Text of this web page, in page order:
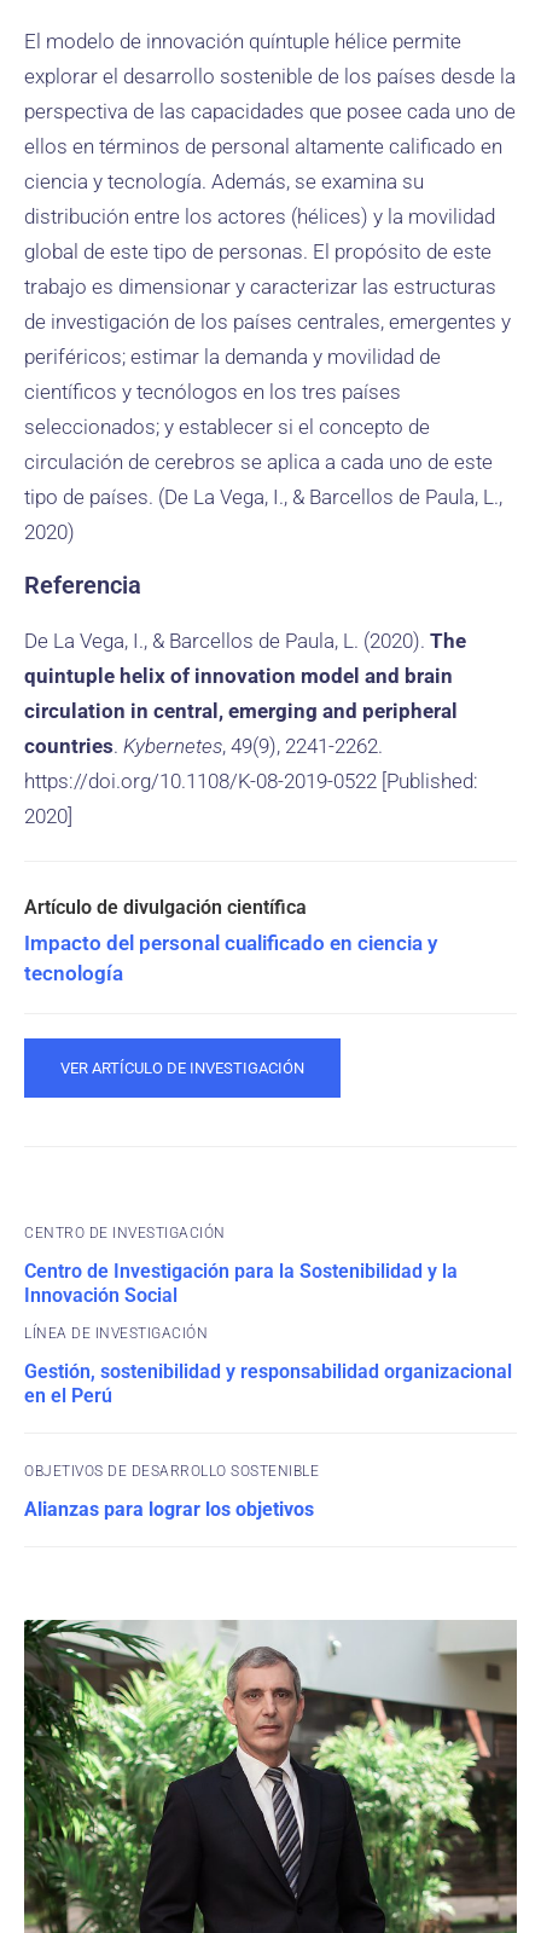
El modelo de innovación quíntuple hélice permite
explorar el desarrollo sostenible de los países desde la
perspectiva de las capacidades que posee cada uno de
ellos en términos de personal altamente calificado en
ciencia y tecnología. Además, se examina su
distribución entre los actores (hélices) y la movilidad
global de este tipo de personas. El propósito de este
trabajo es dimensionar y caracterizar las estructuras
de investigación de los países centrales, emergentes y
periféricos; estimar la demanda y movilidad de
científicos y tecnólogos en los tres países
seleccionados; y establecer si el concepto de
circulación de cerebros se aplica a cada uno de este
tipo de países. (De La Vega, I., & Barcellos de Paula, L.,
2020)
Referencia
De La Vega, I., & Barcellos de Paula, L. (2020). The
quintuple helix of innovation model and brain
circulation in central, emerging and peripheral
countries. Kybernetes, 49(9), 2241-2262.
https://doi.org/10.1108/K-08-2019-0522 [Published:
2020]
Impacto del personal cualificado en ciencia y
tecnología
VER ARTÍCULO DE INVESTIGACIÓN
CENTRO DE INVESTIGACIÓN
Centro de Investigación para la Sostenibilidad y la
Innovación Social
Gestión, sostenibilidad y responsabilidad organizacional
en el Perú
OBJETIVOS DE DESARROLLO SOSTENIBLE
Alianzas para lograr los objetivos